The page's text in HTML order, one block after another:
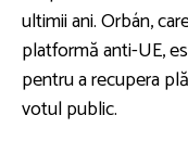
ultimii ani. Orbán,
platformă anti-UE,
pentru a recupera
votul public.